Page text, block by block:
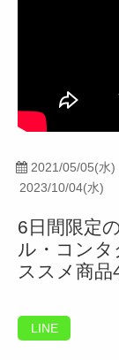
2021/05/05(水)
2023/10/04(水)
6日間限定
ル・コン
ススメ商品
LINE